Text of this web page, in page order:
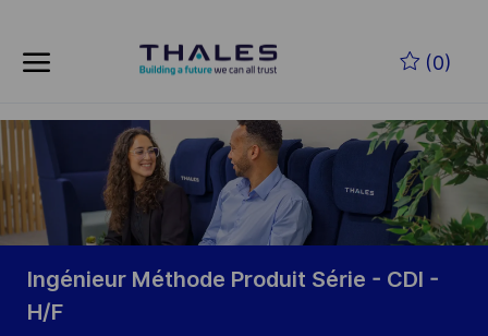
(0)
-
Ingénieur Méthode Produit Série - CDI -
H/F